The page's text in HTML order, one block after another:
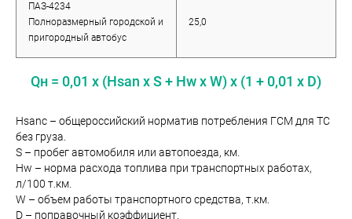
ПАЗ-4234
Полноразмерный городской и
пригородный автобус
25,0
Qн = 0,01 x (Hsan x S + Hw x W) x (1 + 0,01 x D)
Hsanc – общероссийский норматив потребления ГСМ для ТС
без груза.
S – пробег автомобиля или автопоезда, км.
Hw – норма расхода топлива при транспортных работах,
л/100 т.км.
W – объем работы транспортного средства, т.км.
D – поправочный коэффициент.